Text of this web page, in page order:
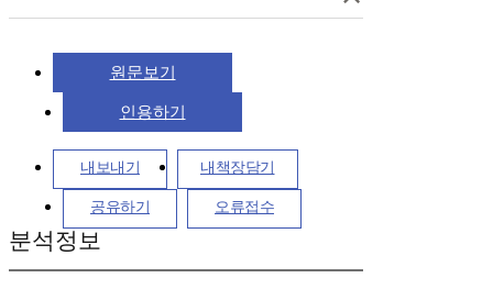
원문보기
인용하기
내보내기 내책장담기
공유하기 오류접수
분석정보